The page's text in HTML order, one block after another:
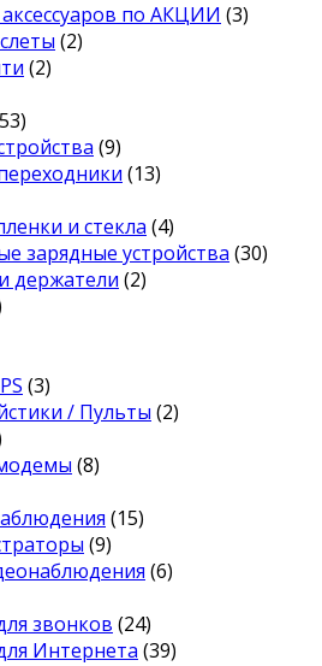
по АКЦИИ (3)
(2)
(2)
(9)
(13)
и стекла (4)
зарядные устройства (30)
держатели (2)
(3)
/ Пульты (2)
(8)
(15)
(9)
(6)
звонков (24)
Интернета (39)